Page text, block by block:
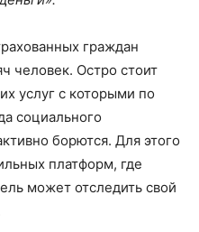
граждан
человек. Остро стоит
услуг с которыми по
социального
борются. Для этого
платформ, где
может отследить свой